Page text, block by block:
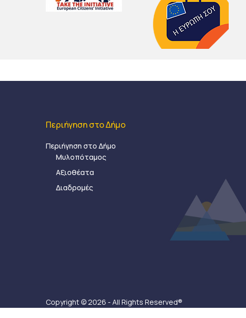
Περιήγηση στο Δήμο
Περιήγηση στο Δήμο
Μυλοπόταμος
Αξιοθέατα
Διαδρομές
Copyright © 2026 - All Rights Reserved®